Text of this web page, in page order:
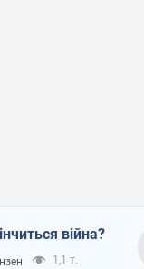
війна?
1,1 т.